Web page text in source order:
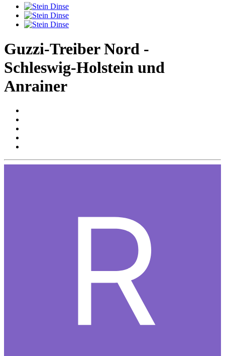
Guzzi-Treiber Nord -
Schleswig-Holstein und
Anrainer